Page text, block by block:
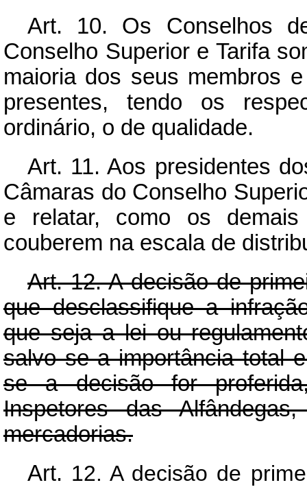
Art. 10. Os Conselhos
Conselho Superior e Tarifa
maioria dos seus membros
presentes, tendo os
ordinário, o de qualidade.
Art. 11. Aos presidentes
Câmaras do Conselho
e relatar, como os
couberem na escala de
Art.12. A decisão de
que desclassifique a
que seja a lei ou
salvo se a importância total
se a decisão for
Inspetores das
mercadorias.
Art. 12. A decisão de